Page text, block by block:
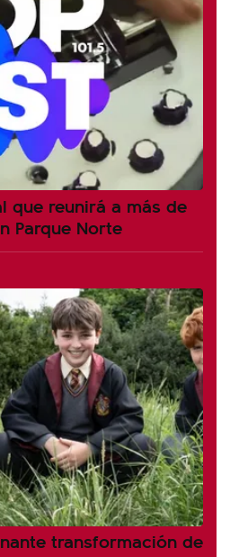
que reunirá a más de
Parque Norte
transformación de